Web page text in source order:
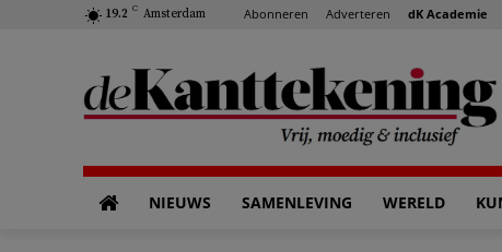
19.2 C Amsterdam Abonneren Adverteren dK Academie
NIEUWS SAMENLEVING WERELD